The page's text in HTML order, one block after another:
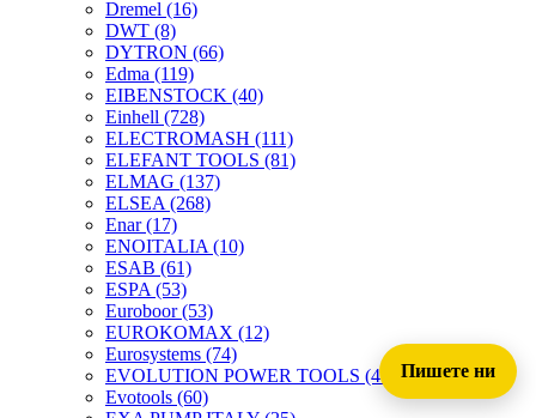
Dremel (16)
DWT (8)
DYTRON (66)
Edma (119)
EIBENSTOCK (40)
Einhell (728)
ELECTROMASH (111)
ELEFANT TOOLS (81)
ELMAG (137)
ELSEA (268)
Enar(17)
ENOITALIA (10)
ESAB (61)
ESPA (53)
Euroboor(53)
EUROKOMAX (12)
Eurosystems (74)
EVOLUTION POWER TOOLS (45)
Evotools (60)
Пишете ни